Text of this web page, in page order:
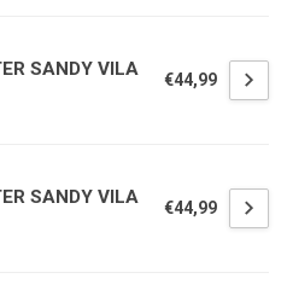
SANDY VILA
€44,99
SANDY VILA
€44,99